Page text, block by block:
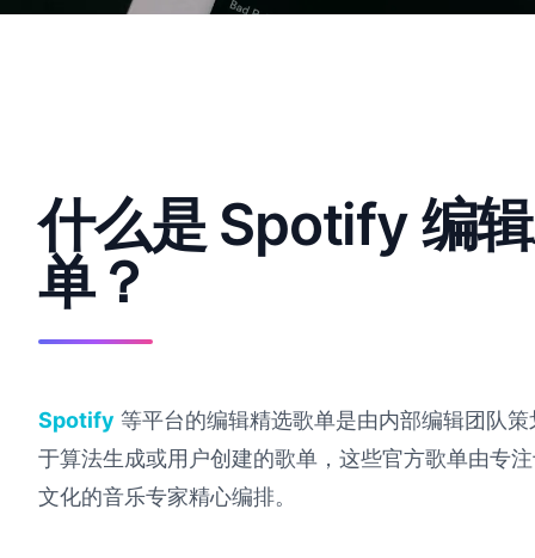
什么是 Spotify 编
单？
Spotify 等平台的编辑精选歌单是由内部编辑团队
于算法生成或用户创建的歌单，这些官方歌单由专
文化的音乐专家精心编排。